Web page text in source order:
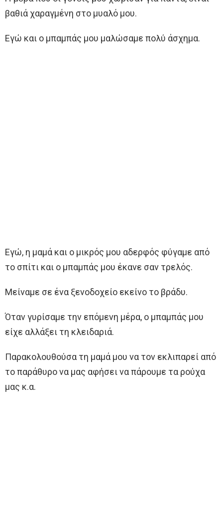
βαθιά χαραγμένη στο μυαλό μου.
Εγώ και ο μπαμπάς μου μαλώσαμε πολύ άσχημα.
Εγώ, η μαμά και ο μικρός μου αδερφός φύγαμε από
το σπίτι και ο μπαμπάς μου έκανε σαν τρελός.
Μείναμε σε ένα ξενοδοχείο εκείνο το βράδυ.
Όταν γυρίσαμε την επόμενη μέρα, ο μπαμπάς μου
είχε αλλάξει τη κλειδαριά.
Παρακολουθούσα τη μαμά μου να τον εκλιπαρεί από
το παράθυρο να μας αφήσει να πάρουμε τα ρούχα
μας κ.α.